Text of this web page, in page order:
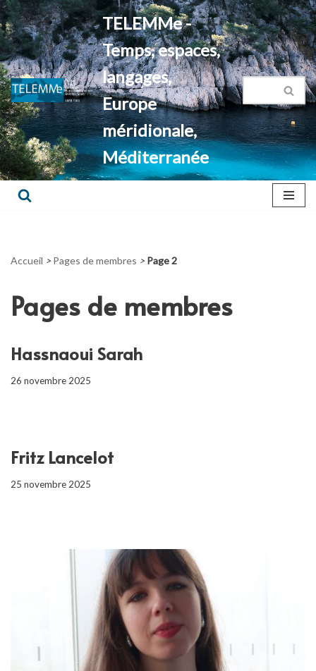
Aller
au
contenu
TELEMMe -
Temps, espaces,
langages,
Europe
méridionale,
Méditerranée
Accueil > Pages de membres > Page 2
Pages de membres
Hassnaoui Sarah
26 novembre 2025
Fritz Lancelot
25 novembre 2025